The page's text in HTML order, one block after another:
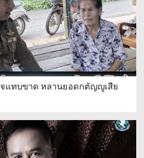
แทบขาด หลานยอดกตัญญูเสีย